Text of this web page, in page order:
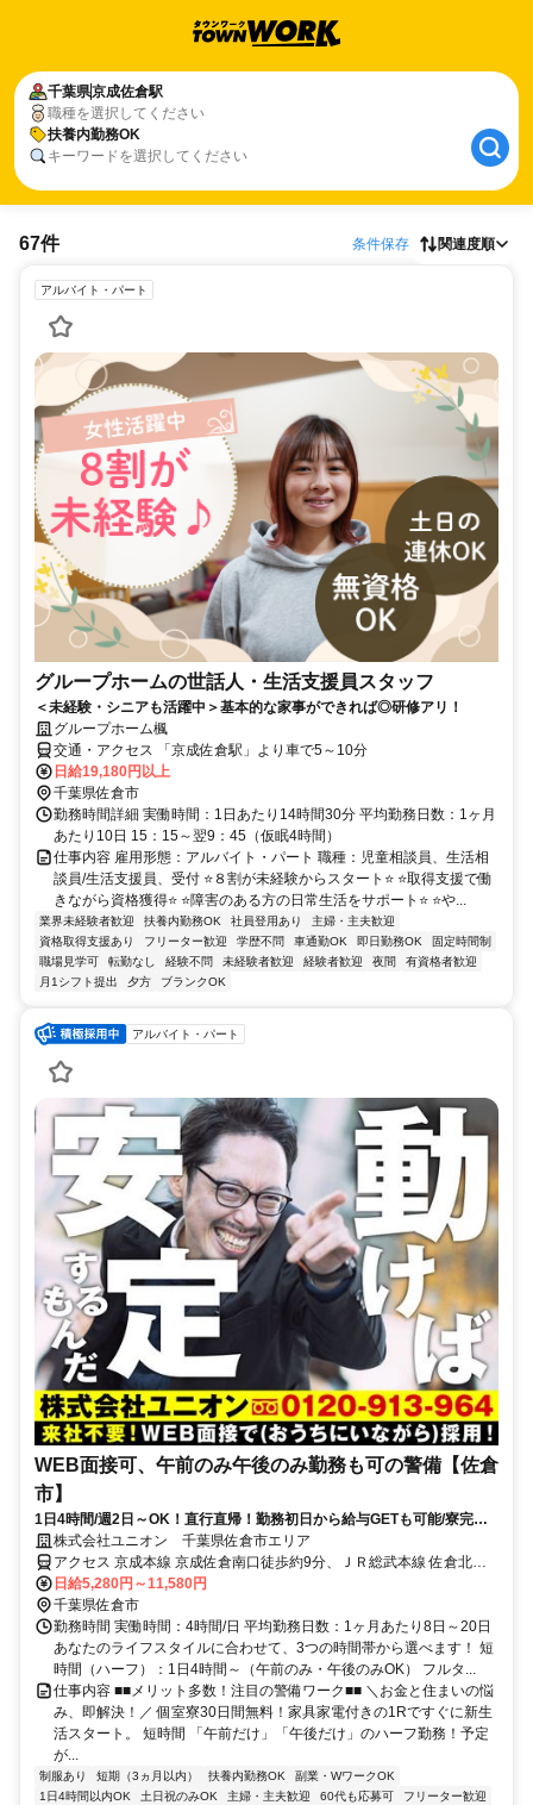
千葉県京成佐倉駅
職種を選択してください
扶養内勤務OK
キーワードを選択してください
67件 条件保存 関連度順
アルバイト・パート
グループホームの世話人・生活支援員スタッフ
＜未経験・シニアも活躍中＞基本的な家事ができれば◎研修アリ！
グループホーム楓
交通・アクセス 「京成佐倉駅」より車で5～10分
日給19,180円以上
千葉県佐倉市
勤務時間詳細 実働時間：1日あたり14時間30分 平均勤務日数：1ヶ月
あたり10日 15：15～翌9：45（仮眠4時間）
仕事内容 雇用形態：アルバイト・パート 職種：児童相談員、生活相
談員/生活支援員、受付 ⭐８割が未経験からスタート⭐ ⭐取得支援で働
きながら資格獲得⭐ ⭐障害のある方の日常生活をサポート⭐ ⭐や...
業界未経験者歓迎 扶養内勤務OK 社員登用あり
主婦・主夫歓迎
資格取得支援あり
フリーター歓迎 学歴不問 車通勤OK 即日勤務OK
固定時間制
職場見学可
転勤なし 経験不問 未経験者歓迎 経験者歓迎 夜間
有資格者歓迎
月1シフト提出
夕方 ブランクOK
アルバイト・パート
WEB面接可、午前のみ午後のみ勤務も可の警備【佐倉
市】
1日4時間/週2日～OK！直行直帰！勤務初日から給与GETも可能/寮完備
＆携帯貸与♪
株式会社ユニオン 千葉県佐倉市エリア
アクセス 京成本線 京成佐倉南口徒歩約9分、ＪＲ総武本線 佐倉北口
徒歩約22分、ＪＲ総武本線 佐倉北口徒歩約22分 千葉県佐倉市エリア
（井野駅、大佐倉駅、京成臼井駅、京成佐倉駅、公園駅、佐倉駅、志
津駅、女子大駅等）
日給5,280円～11,580円
千葉県佐倉市
勤務時間 実働時間：4時間/日 平均勤務日数：1ヶ月あたり8日～20日
あなたのライフスタイルに合わせて、3つの時間帯から選べます！ 短
時間（ハーフ）：1日4時間～（午前のみ・午後のみOK） フルタ...
仕事内容 ■■メリット多数！注目の警備ワーク■■ ＼お金と住まいの悩
み、即解決！／ 個室寮30日間無料！家具家電付きの1Rですぐに新生
活スタート。 短時間 「午前だけ」「午後だけ」のハーフ勤務！予定
が...
制服あり 短期（3ヵ月以内） 扶養内勤務OK
副業・WワークOK
1日4時間以内OK
土日祝のみOK 主婦・主夫歓迎 60代も応募可
フリーター歓迎